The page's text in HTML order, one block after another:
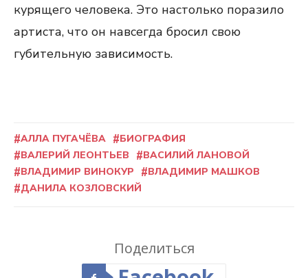
курящего человека. Это настолько поразило
артиста, что он навсегда бросил свою
губительную зависимость.
АЛЛА ПУГАЧЁВА
БИОГРАФИЯ
ВАЛЕРИЙ ЛЕОНТЬЕВ
ВАСИЛИЙ ЛАНОВОЙ
ВЛАДИМИР ВИНОКУР
ВЛАДИМИР МАШКОВ
ДАНИЛА КОЗЛОВСКИЙ
Поделиться